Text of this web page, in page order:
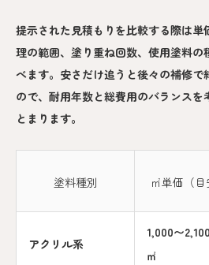
提示された見積もりを比較する際は
理の範囲、塗り重ね回数、使用塗料
べます。安さだけ追うと後々の補修で
ので、耐用年数と総費用のバランスを
とまります。
塗料種別 ㎡単価（目
アクリル系
1,000〜
㎡